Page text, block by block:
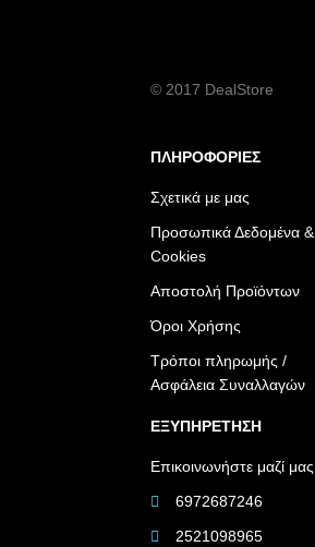
© 2017 DealStore
ΠΛΗΡΟΦΟΡΙΕΣ
Σχετικά με μας
Προσωπικά Δεδομένα &
Cookies
Αποστολή Προϊόντων
Όροι Χρήσης
Τρόποι πληρωμής /
Ασφάλεια Συναλλαγών
ΕΞΥΠΗΡΕΤΗΣΗ
Επικοινωνήστε μαζί μας
6972687246
2521098965